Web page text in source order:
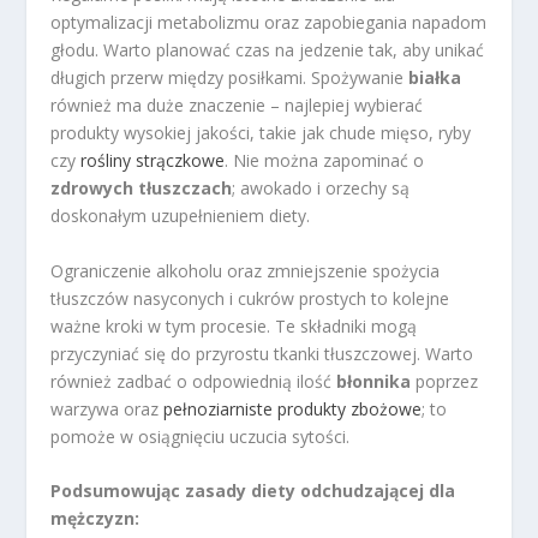
optymalizacji metabolizmu oraz zapobiegania napadom
głodu. Warto planować czas na jedzenie tak, aby unikać
długich przerw między posiłkami. Spożywanie białka
również ma duże znaczenie – najlepiej wybierać
produkty wysokiej jakości, takie jak chude mięso, ryby
czyrośliny strączkowe. Nie można zapominać o
zdrowych tłuszczach; awokado i orzechy są
doskonałym uzupełnieniem diety.
Ograniczenie alkoholu oraz zmniejszenie spożycia
tłuszczów nasyconych i cukrów prostych to kolejne
ważne kroki w tym procesie. Te składniki mogą
przyczyniać się do przyrostu tkanki tłuszczowej. Warto
również zadbać o odpowiednią ilość błonnika poprzez
warzywa orazpełnoziarniste produkty zbożowe; to
pomoże w osiągnięciu uczucia sytości.
Podsumowując zasady diety odchudzającej dla
mężczyzn: